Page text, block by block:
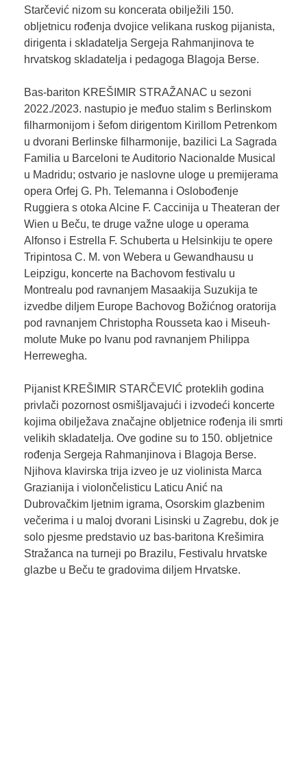
Starčević nizom su koncerata obilježili 150.
obljetnicu rođenja dvojice velikana ruskog pijanista,
dirigenta i skladatelja Sergeja Rahmanjinova te
hrvatskog skladatelja i pedagoga Blagoja Berse.
Bas-bariton KREŠIMIR STRAŽANAC u sezoni
2022./2023. nastupio je međuo stalim s Berlinskom
filharmonijom i šefom dirigentom Kirillom Petrenkom
u dvorani Berlinske filharmonije, bazilici La Sagrada
Familia u Barceloni te Auditorio Nacionalde Musical
u Madridu; ostvario je naslovne uloge u premijerama
opera Orfej G. Ph. Telemanna i Oslobođenje
Ruggiera s otoka Alcine F. Caccinija u Theateran der
Wien u Beču, te druge važne uloge u operama
Alfonso i Estrella F. Schuberta u Helsinkiju te opere
Tripintosa C. M. von Webera u Gewandhausu u
Leipzigu, koncerte na Bachovom festivalu u
Montrealu pod ravnanjem Masaakija Suzukija te
izvedbe diljem Europe Bachovog Božićnog oratorija
pod ravnanjem Christopha Rousseta kao i Miseuh-
molute Muke po Ivanu pod ravnanjem Philippa
Herrewegha.
Pijanist KREŠIMIR STARČEVIĆ proteklih godina
privlači pozornost osmišljavajući i izvodeći koncerte
kojima obilježava značajne obljetnice rođenja ili smrti
velikih skladatelja. Ove godine su to 150. obljetnice
rođenja Sergeja Rahmanjinova i Blagoja Berse.
Njihova klavirska trija izveo je uz violinista Marca
Grazianija i violončelisticu Laticu Anić na
Dubrovačkim ljetnim igrama, Osorskim glazbenim
večerima i u maloj dvorani Lisinski u Zagrebu, dok je
solo pjesme predstavio uz bas-baritona Krešimira
Stražanca na turneji po Brazilu, Festivalu hrvatske
glazbe u Beču te gradovima diljem Hrvatske.